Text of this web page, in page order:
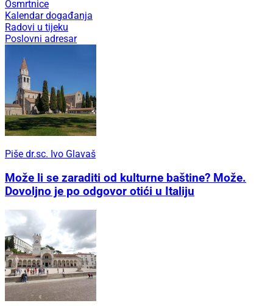
Osmrtnice
Kalendar događanja
Radovi u tijeku
Poslovni adresar
Piše dr.sc. Ivo Glavaš
Može li se zaraditi od kulturne baštine? Može.
Dovoljno je po odgovor otići u Italiju